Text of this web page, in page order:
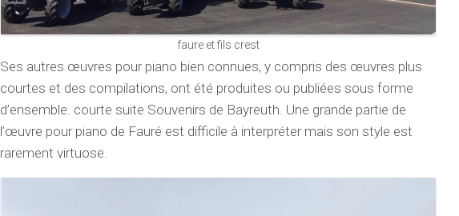
faure et fils crest
Ses autres œuvres pour piano bien connues, y compris des œuvres plus
courtes et des compilations, ont été produites ou publiées sous forme
d’ensemble. courte suite Souvenirs de Bayreuth. Une grande partie de
l’œuvre pour piano de Fauré est difficile à interpréter mais son style est
rarement virtuose.